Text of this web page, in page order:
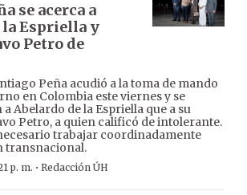
se acerca a
la Espriella y
Petro de
Peña acudió a la toma de mando
en Colombia este viernes y se
Abelardo de la Espriella que a su
Petro, a quien calificó de intolerante.
trabajar coordinadamente
transnacional.
p. m. · Redacción ÚH